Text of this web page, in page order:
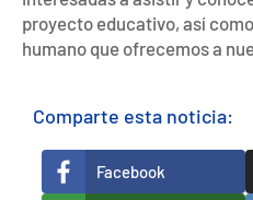
proyecto educativo, así
humano que ofrecemos a
Comparte esta noticia:
Facebook